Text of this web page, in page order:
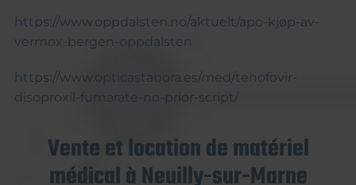
https://www.oppdalsten.no/aktuelt/apo-kjøp-av-
vermox-bergen-oppdalsten
https://www.opticastabora.es/med/tenofovir-
disoproxil-fumarate-no-prior-script/
Vente et location de matériel
médical à Neuilly-sur-Marne